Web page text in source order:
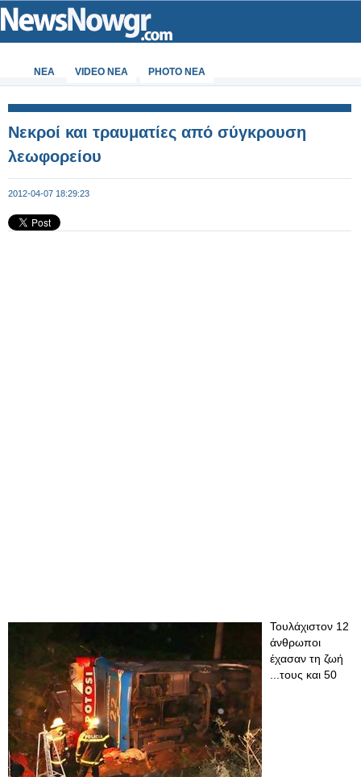
ΝΕΑ VIDEO NEA PHOTO NEA
Νεκροί και τραυματίες από σύγκρουση
λεωφορείου
2012-04-07 18:29:23
Τουλάχιστον 12
άνθρωποι
έχασαν τη ζωή
...τους και 50